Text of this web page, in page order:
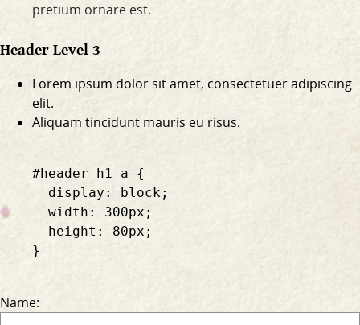
pretium ornare est.
Header Level 3
Lorem ipsum dolor sit amet, consectetuer adipiscing
elit.
Aliquam tincidunt mauris eu risus.
    #header h1 a {
      display: block;
      width: 300px;
      height: 80px;
    }
Name: